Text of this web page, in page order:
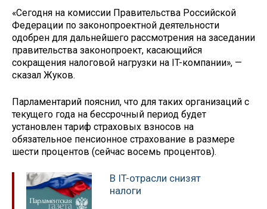
«Сегодня на комиссии Правительства Российской
Федерации по законопроектной деятельности
одобрен для дальнейшего рассмотрения на заседании
правительства законопроект, касающийся
сокращения налоговой нагрузки на IT-компании», —
сказал Жуков.
Парламентарий пояснил, что для таких организаций с
текущего года на бессрочный период будет
установлен тариф страховых взносов на
обязательное пенсионное страхование в размере
шести процентов (сейчас восемь процентов).
В IT-отрасли снизят
налоги